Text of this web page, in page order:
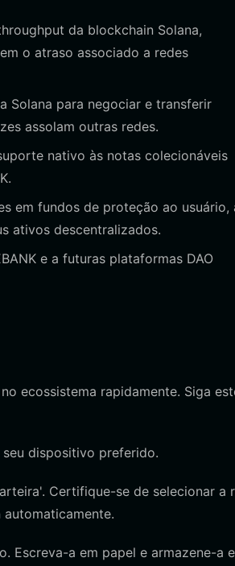
da blockchain Solana,
o atraso associado a redes
Solana para negociar e transferir
assolam outras redes.
nativo às notas colecionáveis
em fundos de proteção ao usuário,
ativos descentralizados.
e a futuras plataformas DAO
ecossistema rapidamente. Siga
dispositivo preferido.
Certifique-se de selecionar a
Escreva-a em papel e armazene-a